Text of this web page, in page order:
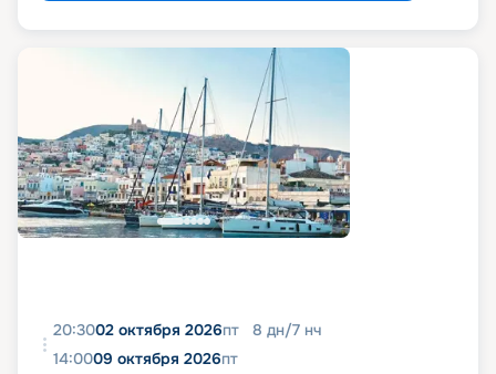
20:3002 октября 2026пт 8 дн/7 нч
14:0009 октября 2026пт